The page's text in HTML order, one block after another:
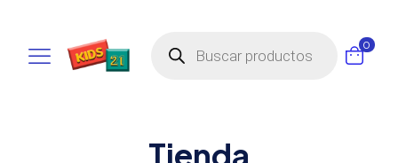
productos
0
Tienda